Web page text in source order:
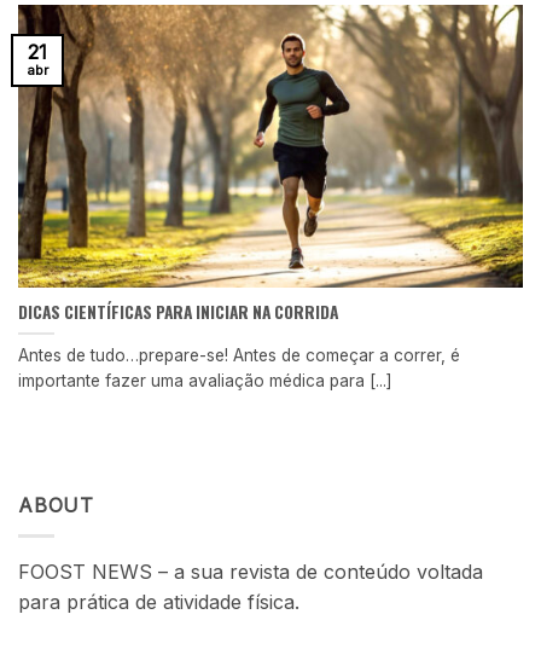
ABOUT
FOOST NEWS – a sua revista de conteúdo voltada
para prática de atividade física.
DICAS CIENTÍFICAS PARA INICIAR NA CORRIDA
Antes de tudo…prepare-se! Antes de começar a correr, é
importante fazer uma avaliação médica para [...]
21
abr